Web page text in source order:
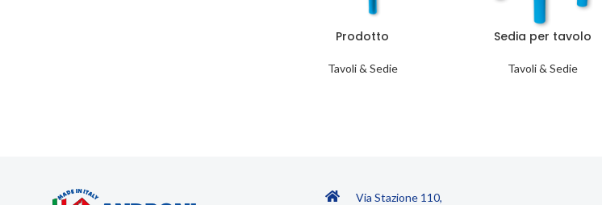
Prodotto
Tavoli & Sedie
Sedia per tavolo
Tavoli & Sedie
Via Stazione 110,